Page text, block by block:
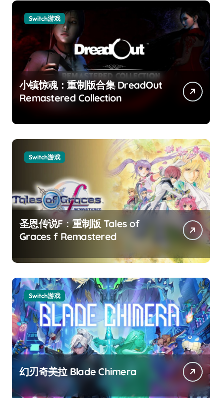
Switch游戏
小镇惊魂：重制版合集 DreadOut
Remastered Collection
Switch游戏
圣恩传说F：重制版 Tales of
Graces f Remastered
Switch游戏
幻刃奇美拉 Blade Chimera